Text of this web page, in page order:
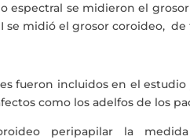
espectral se midieron el
se midió el grosor coroideo,
fueron incluidos en el
como los adelfos de los
peripapilar la